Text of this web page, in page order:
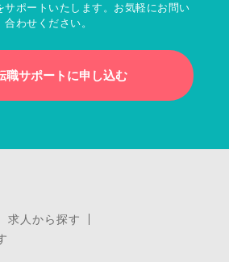
サポートいたします。お気軽にお問い
合わせください。
職サポートに申し込む
求人から探す